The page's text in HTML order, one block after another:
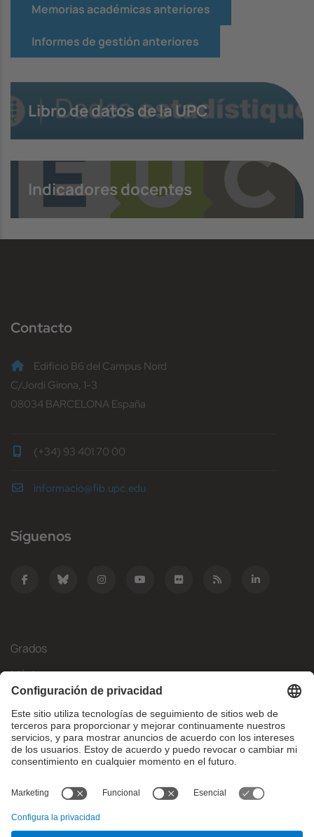
Memorias académicas anteriores
Informes de gestión anteriores
Libro de datos de la UPC
Indicadores docentes
Contacto
Edificio B6 del Campus Nord
C/Jordi Girona, 1-3
08034 BARCELONA España
(+34) 93 401 70 00
informacio@fib.upc.edu
Síguenos
Grados
Másteres
Movilidad Internacional
Investigación
Empresa
¿Qué necesitas?